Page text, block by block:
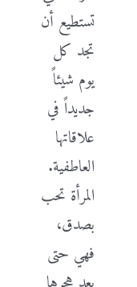
تستطيع أن
تجد كل
يوم شيئاً
جديداً في
علاقاتها
العاطفية.
المرأة تحب
بصدق،
فهي حتى